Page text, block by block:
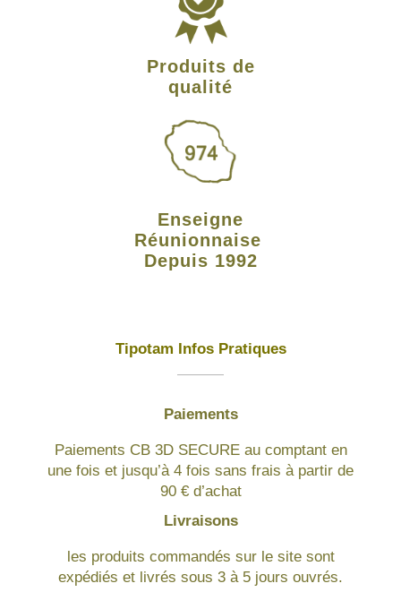
Produits de
qualité
Enseigne
Réunionnaise
Depuis 1992
Tipotam Infos Pratiques
Paiements
Paiements CB 3D SECURE au comptant en
une fois et jusqu’à 4 fois sans frais à partir de
90 € d’achat
Livraisons
les produits commandés sur le site sont
expédiés et livrés sous 3 à 5 jours ouvrés.